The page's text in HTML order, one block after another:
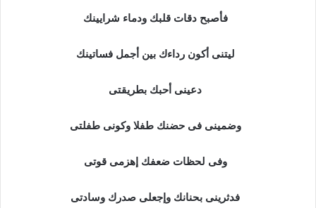
فأصبح دقات قلبك ودماء شرايينك
ليتنى أكون رداءك بين أجمل فساتينك
دعينى أحبك بطريقتى
وضمينى فى حضنك طفلا وكونى طفلتى
وفى لحظات ضعفك إهزمى قوتى
فدثرينى بحنانك وإجعلى صدرك وسادتى